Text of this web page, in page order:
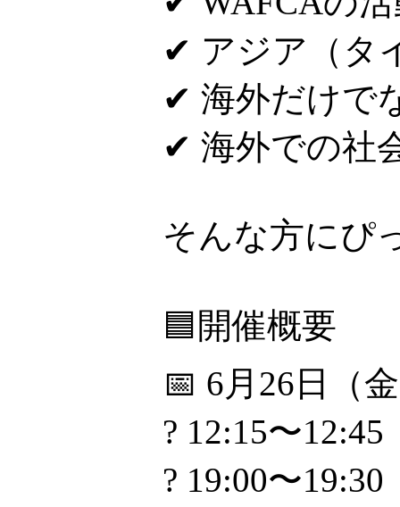
✔ アジア（タ
✔ 海外だけで
✔ 海外での社
そんな方にぴ
🟦開催概要
📅 6月26日（
? 12:15〜12:45
? 19:00〜19:30